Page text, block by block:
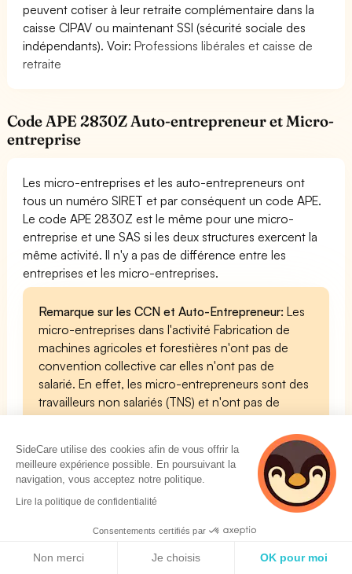
peuvent cotiser à leur retraite complémentaire dans la
caisse CIPAV ou maintenant SSI (sécurité sociale des
indépendants). Voir:Professions libérales et caisse de
retraite
Code APE 2830Z Auto-entrepreneur et Micro-
entreprise
Les micro-entreprises et les auto-entrepreneurs ont
tous un numéro SIRET et par conséquent un code APE.
Le code APE 2830Z est le même pour une micro-
entreprise et une SAS si les deux structures exercent la
même activité. Il n'y a pas de différence entre les
entreprises et les micro-entreprises.
Remarque sur les CCN et Auto-Entrepreneur: Les
micro-entreprises dans l'activité Fabrication de
machines agricoles et forestières n'ont pas de
convention collective car elles n'ont pas de
salarié. En effet, les micro-entrepreneurs sont des
travailleurs non salariés (TNS) et n'ont pas de
convention collective. Les micro-entrepreneurs
conventions collectives du code APE 2830Z
Code APE 2830Z Profession libérale
SideCare utilise des cookies afin de vous offrir la
meilleure expérience possible. En poursuivant la
navigation, vous acceptez notre politique.
Lire la politique de confidentialité
Consentements certifiés par
Non merci Je choisis OK pour moi